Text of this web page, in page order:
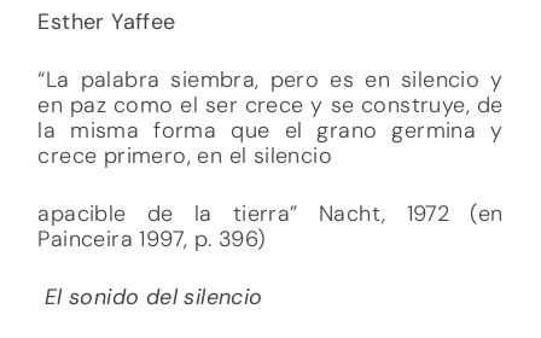
Esther Yaffee
“La palabra siembra, pero es en silencio y
en paz como el ser crece y se construye, de
la misma forma que el grano germina y
crece primero, en el silencio
apacible de la tierra” Nacht, 1972 (en
Painceira 1997, p. 396)
El sonido del silencio